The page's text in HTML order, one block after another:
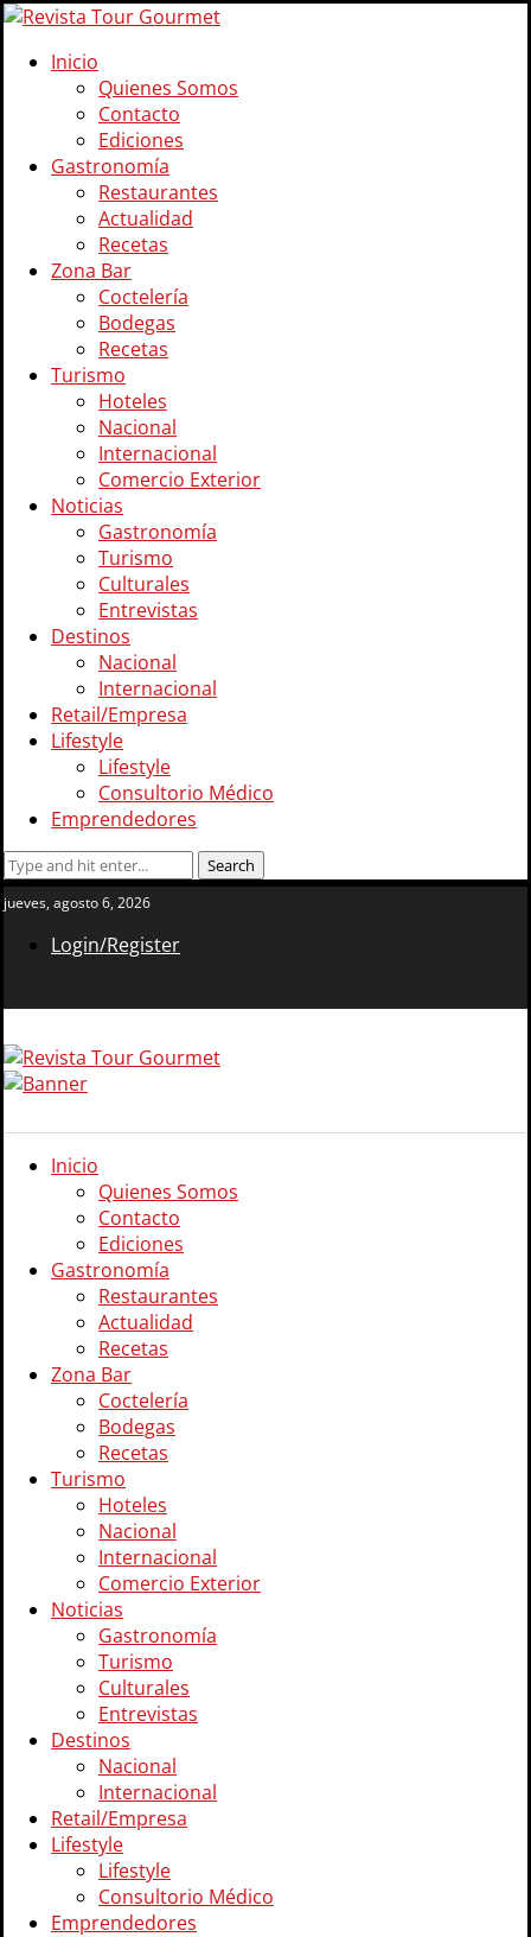
Inicio
Quienes Somos
Contacto
Ediciones
Gastronomía
Restaurantes
Actualidad
Recetas
Zona Bar
Coctelería
Bodegas
Recetas
Turismo
Hoteles
Nacional
Internacional
Comercio Exterior
Noticias
Gastronomía
Turismo
Culturales
Entrevistas
Destinos
Nacional
Internacional
Retail/Empresa
Lifestyle
Lifestyle
Consultorio Médico
Emprendedores
jueves, agosto 6, 2026
Login/Register
Inicio
Quienes Somos
Contacto
Ediciones
Gastronomía
Restaurantes
Actualidad
Recetas
Zona Bar
Coctelería
Bodegas
Recetas
Turismo
Hoteles
Nacional
Internacional
Comercio Exterior
Noticias
Gastronomía
Turismo
Culturales
Entrevistas
Destinos
Nacional
Internacional
Retail/Empresa
Lifestyle
Lifestyle
Consultorio Médico
Emprendedores